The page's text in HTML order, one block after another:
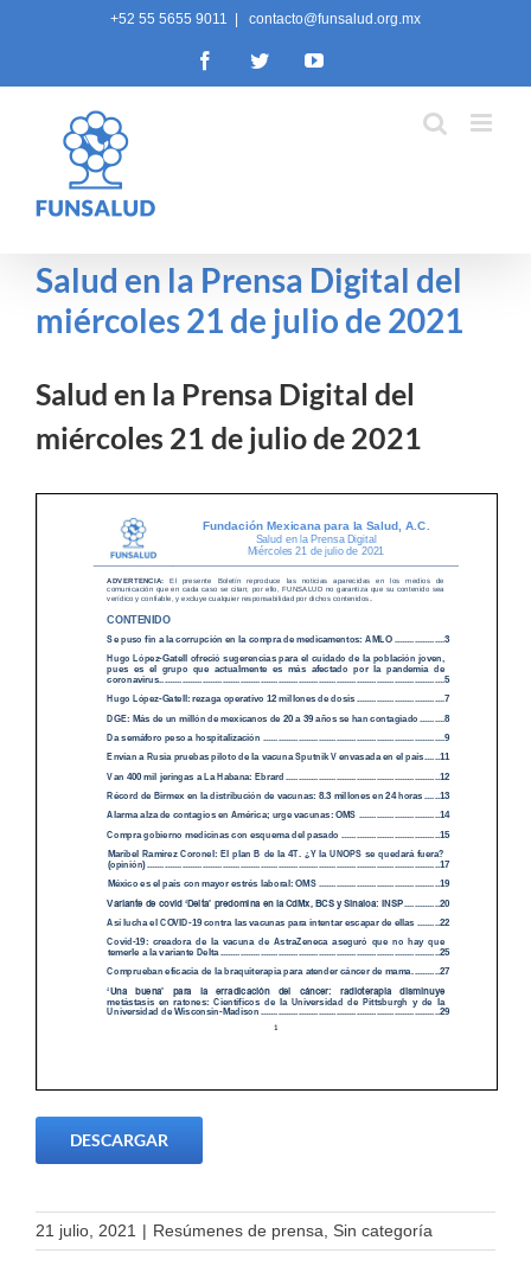
+52 55 5655 9011 contacto@funsalud.org.mx
FacebookTwitterYouTube
Salud en la Prensa Digital del
miércoles 21 de julio de 2021
Salud en la Prensa Digital del
miércoles 21 de julio de 2021
DESCARGAR
21 julio, 2021 | Resúmenes de prensa, Sin categoría